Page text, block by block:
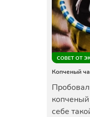
СОВЕТ ОТ
Копченый
себе